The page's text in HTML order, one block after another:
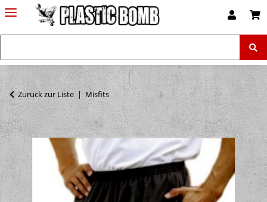
Zurück zur Liste Misfits